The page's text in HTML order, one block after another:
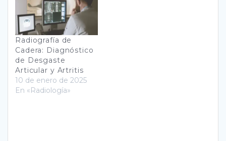
Radiografía de
Cadera: Diagnóstico
de Desgaste
Articular y Artritis
10 de enero de 2025
En «Radiología»